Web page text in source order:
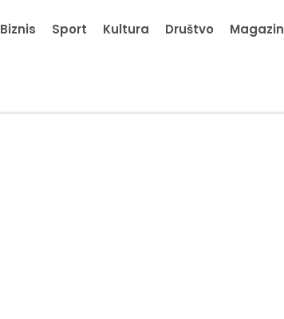
Biznis Sport Kultura Društvo Magazin